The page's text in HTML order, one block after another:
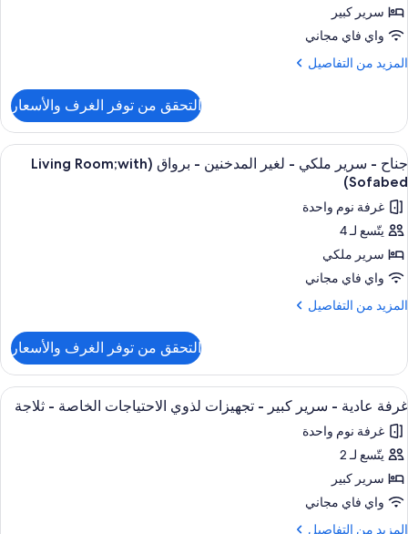
-
ثلاجة
سرير
كبير
-
-
ثلاجة
(Living
Room;with
Sofabed)
سرير كبير
واي فاي مجاني
المزيد من التفاصيل
المزيد
جناح
سرير
كبير
لغير
المدخنين
ثلاجة
(Living
Room;with
Sofabed)
التحقق من توفر الغرف والأسعار
استعراض
جميع
صور
جناح
-
سرير
ملكي
-
-
برواق
(Living
Room;with
Sofabed)
مكتب وستائر تعتيم ومكواة/لوح كي
5
جناح - سرير ملكي - لغير المدخنين - برواق (Living Room;with
Sofabed)
غرفة نوم واحدة
يتّسع لـ 4
سرير ملكي
واي فاي مجاني
المزيد من التفاصيل
المزيد
جناح
سرير
ملكي
لغير
المدخنين
-
برواق
التحقق من توفر الغرف والأسعار
استعراض
جميع
صور
غرفة
عادية
-
سرير
مكتب وستائر تعتيم ومكواة/لوح كي
5
غرفة عادية - سرير كبير - تجهيزات لذوي الاحتياجات الخاصة - ثلاجة
غرفة نوم واحدة
يتّسع لـ 2
سرير كبير
واي فاي مجاني
المزيد من التفاصيل
المزيد